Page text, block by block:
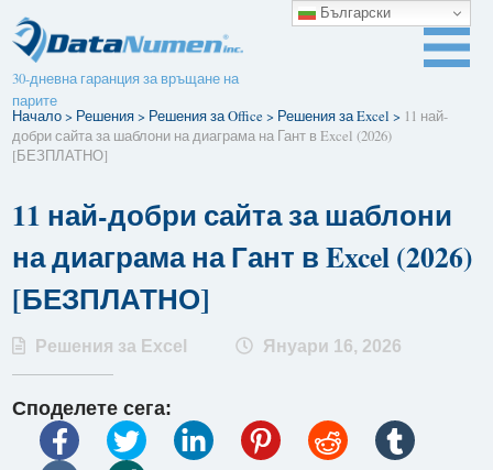
30-дневна гаранция за връщане на
парите
Начало> Решения> Решения за Office > Решения за Excel > 11 най-
добри сайта за шаблони на диаграма на Гант в Excel (2026)
[БЕЗПЛАТНО]
11 най-добри сайта за шаблони
на диаграма на Гант в Excel (2026)
[БЕЗПЛАТНО]
Решения за Excel Януари 16, 2026
Споделете сега:
Български